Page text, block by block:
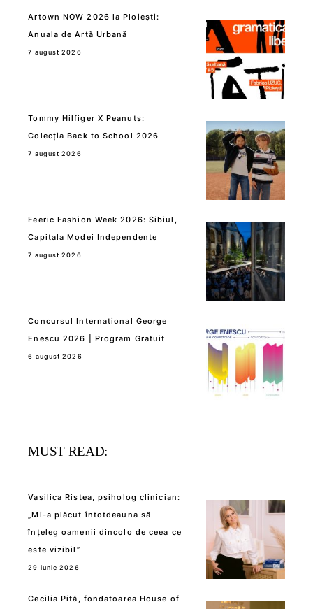
Artown NOW 2026 la Ploiești:
Anuala de Artă Urbană
7 august 2026
Tommy Hilfiger X Peanuts:
Colecția Back to School 2026
7 august 2026
Feeric Fashion Week 2026: Sibiul,
Capitala Modei Independente
7 august 2026
Concursul International George
Enescu 2026 | Program Gratuit
6 august 2026
MUST READ:
Vasilica Ristea, psiholog clinician:
„Mi-a plăcut întotdeauna să
înțeleg oamenii dincolo de ceea ce
este vizibil”
29 iunie 2026
Cecilia Pită, fondatoarea House of